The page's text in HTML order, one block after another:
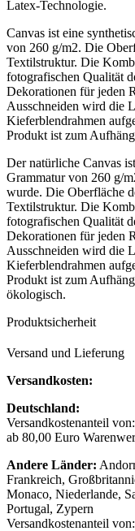
Latex-Technologie.
Canvas ist eine
von 260 g/m2. Die
Textilstruktur. Die
fotografischen Qualität
Dekorationen für jeden
Ausschneiden wird die
Kieferblendrahmen
Produkt ist zum
Der natürliche Canvas
Grammatur von 260 g/
wurde. Die Oberfläche
Textilstruktur. Die
fotografischen Qualität
Dekorationen für jeden
Ausschneiden wird die
Kieferblendrahmen
Produkt ist zum
ökologisch.
Produktsicherheit
Versand und Lieferung
Versandkosten:
Deutschland:
Versandkostenanteil
ab 80,00 Euro
Andere Länder:
Frankreich,
Monaco, Niederlande,
Portugal, Zypern
Versandkostenanteil